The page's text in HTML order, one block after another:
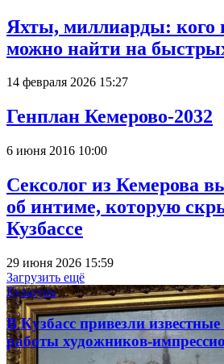
Яхты, миллиарды: кого
можно найти на
14 февраля 2026 15:27
Генплан Кемерово-2032
6 июня 2016 10:00
Сексолог из Кемерова
об интиме, которую
Кузбассе
29 июня 2026 15:59
Загрузить ещё
Культура
В Кузбасс привезли
работы художников-